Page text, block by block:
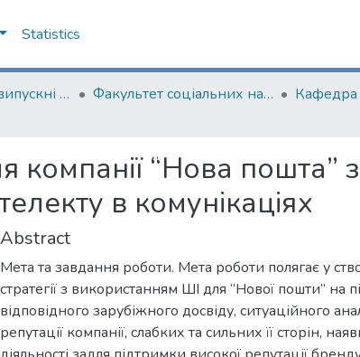
Statistics
Кваліфікаційні випускні роботи здобувачів вищої освіти бакалаврських програм Факультет соціальних наук і соціальних технологій
компанії “Нова пошта”
в комунікаціях
Abstract
Мета та завдання роботи. Мета роботи полягає у
стратегії з використанням ШІ для “Нової пошти” на
відповідного зарубіжного досвіду, ситуаційного
репутації компанії, слабких та сильних її сторін,